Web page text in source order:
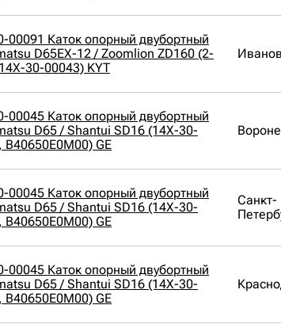
00091 Каток опорный двубортный
D65EX-12 / Zoomlion ZD160 (2-
30-00043) KYT
00045 Каток опорный двубортный
D65 / Shantui SD16 (14X-30-
B40650E0M00) GE
00045 Каток опорный двубортный
D65 / Shantui SD16 (14X-30-
B40650E0M00) GE
Санкт-
00045 Каток опорный двубортный
D65 / Shantui SD16 (14X-30-
B40650E0M00) GE